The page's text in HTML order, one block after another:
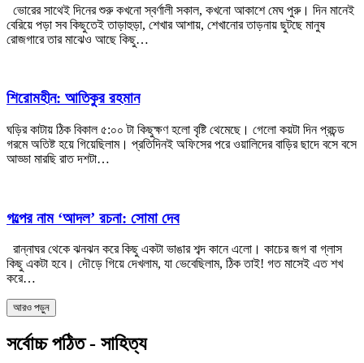
ভোরের সাথেই দিনের শুরু কখনো স্বর্ণালী সকাল, কখনো আকাশে মেঘ পুরু। দিন মানেই
বেরিয়ে পড়া সব কিছুতেই তাড়াহুড়া, শেখার আশায়, শেখানোর তাড়নায় ছুটছে মানুষ
রোজগারে তার মাঝেও আছে কিছু…
শিরোমহীন: আতিকুর রহমান
ঘড়ির কাটায় ঠিক বিকাল ৫:০০ টা কিছুক্ষণ হলো বৃষ্টি থেমেছে। গেলো কয়টা দিন প্রচন্ড
গরমে অতিষ্ট হয়ে গিয়েছিলাম। প্রতিদিনই অফিসের পরে ওয়ালিদের বাড়ির ছাদে বসে বসে
আড্ডা মারছি রাত দশটা…
গল্পের নাম ‘আদল’ রচনা: সোমা দেব
রান্নাঘর থেকে ঝনঝন করে কিছু একটা ভাঙার শব্দ কানে এলো। কাচের জগ বা গ্লাস
কিছু একটা হবে। দৌড়ে গিয়ে দেখলাম, যা ভেবেছিলাম, ঠিক তাই! গত মাসেই এত শখ
করে…
আরও পড়ুন
সর্বোচ্চ পঠিত - সাহিত্য